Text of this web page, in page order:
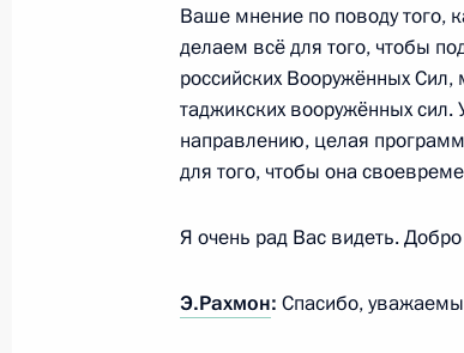
29 апреля 2021 года, 17:00
Опубликован список
освещения мероприятий,
27 апреля 2021 года, 12:00
Ваше мнение по поводу того,
делаем всё для того, чтобы
российских Вооружённых
таджикских вооружённых сил.
направлению, целая
для того, чтобы она
Я очень рад Вас видеть.
Э.Рахмон: Спасибо,